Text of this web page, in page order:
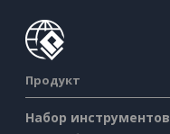
Продукт
Набор инструментов